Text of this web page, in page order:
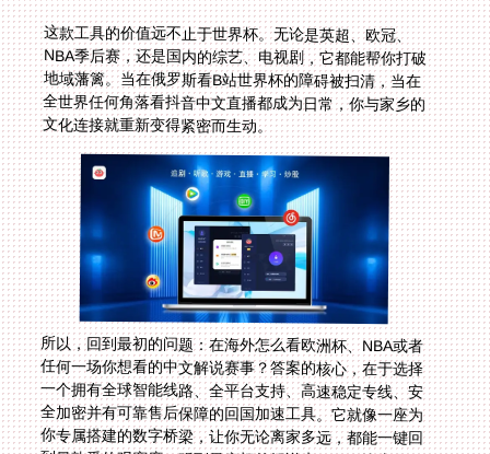
这款工具的价值远不止于世界杯。无论是英超、欧冠、
NBA季后赛，还是国内的综艺、电视剧，它都能帮你打破
地域藩篱。当在俄罗斯看B站世界杯的障碍被扫清，当在
全世界任何角落看抖音中文直播都成为日常，你与家乡的
文化连接就重新变得紧密而生动。
所以，回到最初的问题：在海外怎么看欧洲杯、NBA或者
任何一场你想看的中文解说赛事？答案的核心，在于选择
一个拥有全球智能线路、全平台支持、高速稳定专线、安
全加密并有可靠售后保障的回国加速工具。它就像一座为
你专属搭建的数字桥梁，让你无论离家多远，都能一键回
到最熟悉的观赛席，听到最亲切的解说声。下次比赛日，